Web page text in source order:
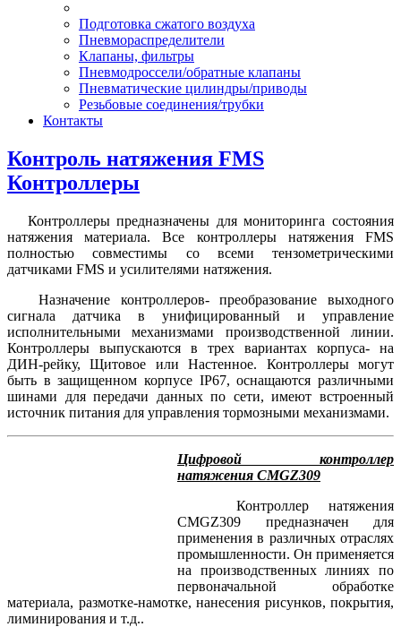
Подготовка сжатого воздуха
Пневмораспределители
Клапаны, фильтры
Пневмодроссели/обратные клапаны
Пневматические цилиндры/приводы
Резьбовые соединения/трубки
Контакты
Контроль натяжения FMS
Контроллеры
Контроллеры предназначены для мониторинга состояния
натяжения материала. Все контроллеры натяжения FMS
полностью совместимы со всеми тензометрическими
датчиками FMS и усилителями натяжения.
Назначение контроллеров- преобразование выходного
сигнала датчика в унифицированный и управление
исполнительными механизмами производственной линии.
Контроллеры выпускаются в трех вариантах корпуса- на
ДИН-рейку, Щитовое или Настенное. Контроллеры могут
быть в защищенном корпусе IP67, оснащаются различными
шинами для передачи данных по сети, имеют встроенный
источник питания для управления тормозными механизмами.
Цифровой контроллер
натяжения CMGZ309
Контроллер натяжения
CMGZ309 предназначен для
применения в различных отраслях
промышленности. Он применяется
на производственных линиях по
первоначальной обработке
материала, размотке-намотке, нанесения рисунков, покрытия,
лиминирования и т.д..